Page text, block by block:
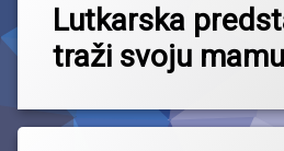
Lutkarska
traži svoju mamu